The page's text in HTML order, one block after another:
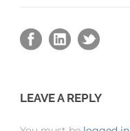
LEAVE A REPLY